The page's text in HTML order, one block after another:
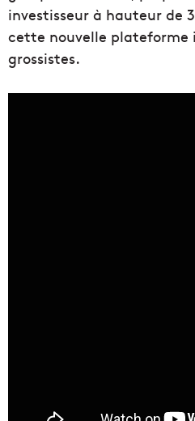
investisseur à hauteur de
cette nouvelle
grossistes.